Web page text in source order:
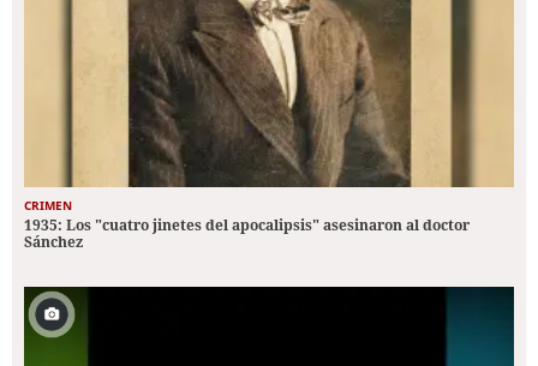
CRIMEN
1935: Los "cuatro jinetes del apocalipsis" asesinaron al doctor
Sánchez